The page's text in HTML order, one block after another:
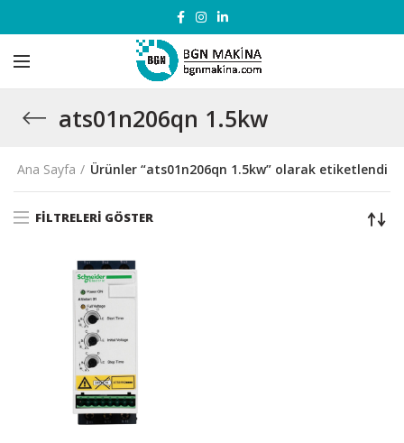
ats01n206qn 1.5kw
Ana Sayfa Ürünler “ats01n206qn 1.5kw” olarak etiketlendi
FILTRELERI GÖSTER